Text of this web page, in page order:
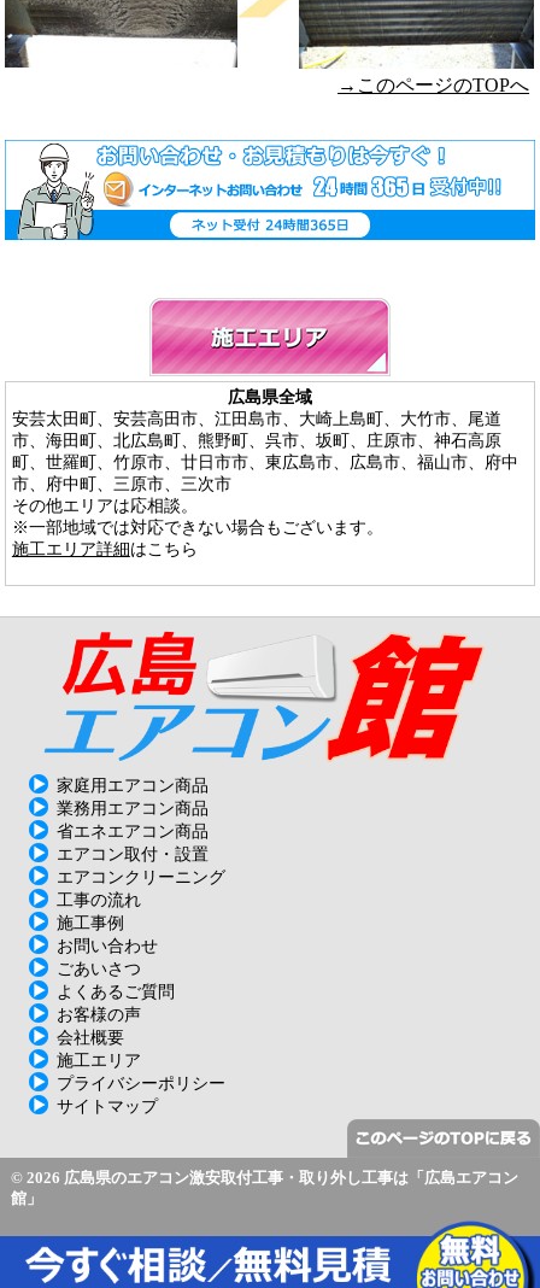
広島県全域
安芸太田町、安芸高田市、江田島市、大崎上島町、大竹市、尾道
市、海田町、北広島町、熊野町、呉市、坂町、庄原市、神石高原
町、世羅町、竹原市、廿日市市、東広島市、広島市、福山市、府中
市、府中町、三原市、三次市
その他エリアは応相談。
※一部地域では対応できない場合もございます。
施工エリア詳細 はこちら
→このページのTOPへ
家庭用エアコン商品
業務用エアコン商品
省エネエアコン商品
エアコン取付・設置
エアコンクリーニング
工事の流れ
施工事例
お問い合わせ
ごあいさつ
よくあるご質問
お客様の声
会社概要
施工エリア
プライバシーポリシー
サイトマップ
© 2026 広島県のエアコン激安取付工事・取り外し工事は「広島エアコン
館」